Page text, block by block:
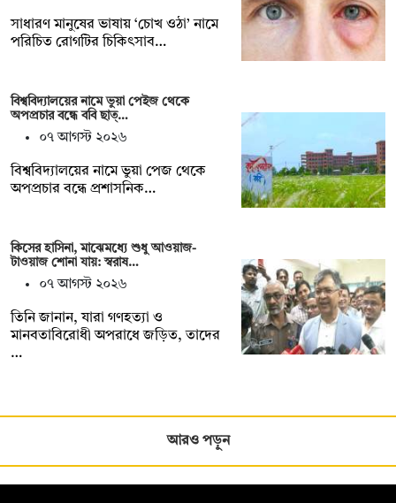
সাধারণ মানুষের ভাষায় ‘চোখ ওঠা’ নামে
পরিচিত রোগটির চিকিৎসাব…
বিশ্ববিদ্যালয়ের নামে ভুয়া পেইজ থেকে
অপপ্রচার বন্ধে ববি ছাত্…
০৭ আগস্ট ২০২৬
বিশ্ববিদ্যালয়ের নামে ভুয়া পেজ থেকে
অপপ্রচার বন্ধে প্রশাসনিক…
কিসের হাসিনা, মাঝেমধ্যে শুধু আওয়াজ-
টাওয়াজ শোনা যায়: স্বরাষ…
০৭ আগস্ট ২০২৬
তিনি জানান, যারা গণহত্যা ও
মানবতাবিরোধী অপরাধে জড়িত, তাদের
…
আরও পড়ুন